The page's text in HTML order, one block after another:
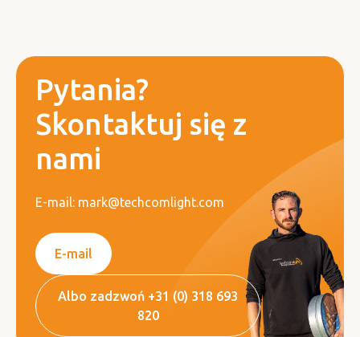
Pytania?
Skontaktuj się z
nami
E-mail: mark@techcomlight.com
E-mail
Albo zadzwoń +31 (0) 318 693
820